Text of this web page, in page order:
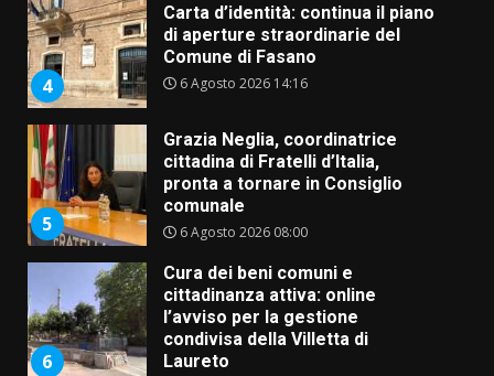
4
Carta d’identità: continua il piano
di aperture straordinarie del
Comune di Fasano
6 Agosto 2026 14:16
5
Grazia Neglia, coordinatrice
cittadina di Fratelli d’Italia,
pronta a tornare in Consiglio
comunale
6 Agosto 2026 08:00
6
Cura dei beni comuni e
cittadinanza attiva: online
l’avviso per la gestione
condivisa della Villetta di
Laureto